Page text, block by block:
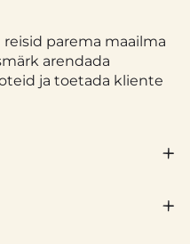
parema maailma
arendada
ja toetada kliente